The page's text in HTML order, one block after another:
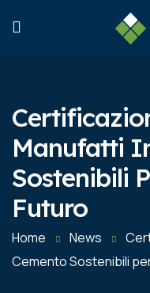
Manufatti
Sostenibili
Futuro
Home News
Cemento Sostenibili per